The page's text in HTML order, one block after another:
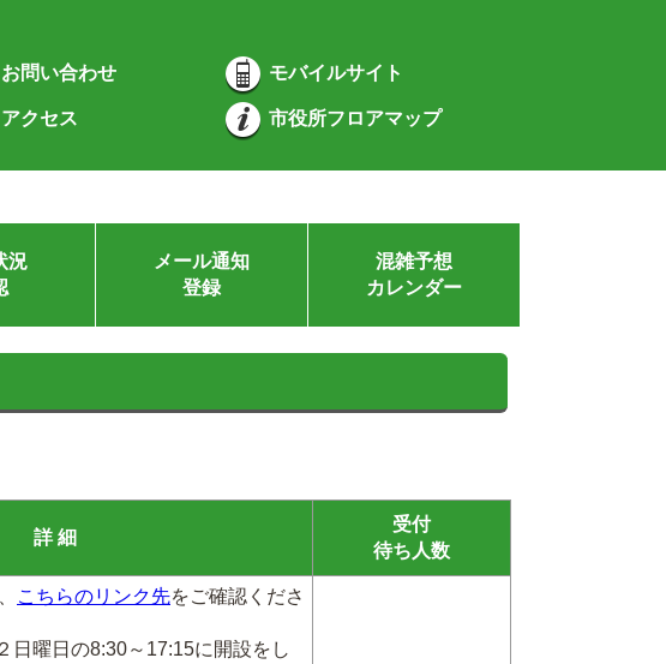
お問い合わせ モバイルサイト
アクセス 市役所フロアマップ
況
メール通知
登録
混雑予想
カレンダー
詳 細
受付
待ち人数
こちらのリンク先をご確認くださ
日曜日の8:30～17:15に開設をし